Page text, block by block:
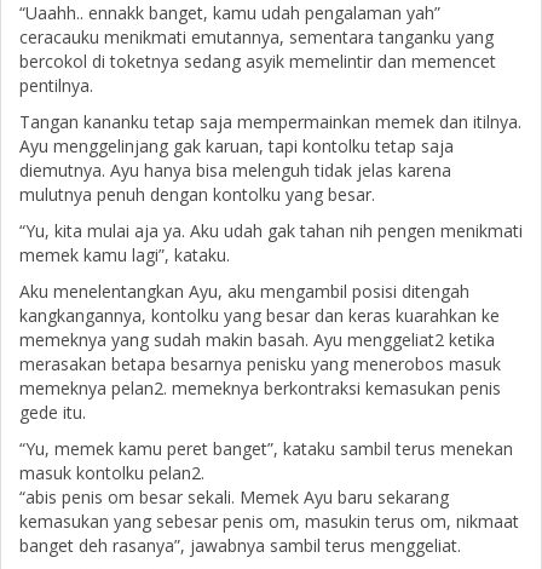
“Uaahh.. ennakk banget, kamu udah pengalaman yah”
ceracauku menikmati emutannya, sementara tanganku yang
bercokol di toketnya sedang asyik memelintir dan memencet
pentilnya.
Tangan kananku tetap saja mempermainkan memek dan itilnya.
Ayu menggelinjang gak karuan, tapi kontolku tetap saja
diemutnya. Ayu hanya bisa melenguh tidak jelas karena
mulutnya penuh dengan kontolku yang besar.
“Yu, kita mulai aja ya. Aku udah gak tahan nih pengen menikmati
memek kamu lagi”, kataku.
Aku menelentangkan Ayu, aku mengambil posisi ditengah
kangkangannya, kontolku yang besar dan keras kuarahkan ke
memeknya yang sudah makin basah. Ayu menggeliat2 ketika
merasakan betapa besarnya penisku yang menerobos masuk
memeknya pelan2. memeknya berkontraksi kemasukan penis
gede itu.
“Yu, memek kamu peret banget”, kataku sambil terus menekan
masuk kontolku pelan2.
“abis penis om besar sekali. Memek Ayu baru sekarang
kemasukan yang sebesar penis om, masukin terus om, nikmaat
banget deh rasanya”, jawabnya sambil terus menggeliat.